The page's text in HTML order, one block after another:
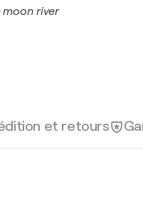
river
et retours